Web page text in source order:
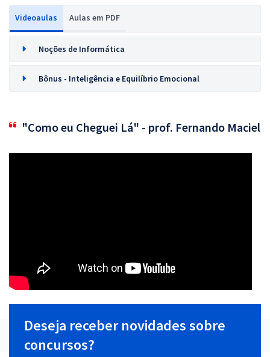
Videoaulas Aulas em PDF
Noções de Informática
Bônus - Inteligência e Equilíbrio Emocional
"Como eu Cheguei Lá" - prof. Fernando Maciel
Deseja receber novidades sobre
concursos?